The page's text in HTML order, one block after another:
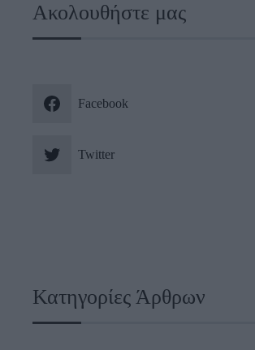
Ακολουθήστε μας
Facebook
Twitter
Κατηγορίες Άρθρων